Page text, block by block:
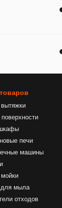
печи
машины
для мыла
отходов